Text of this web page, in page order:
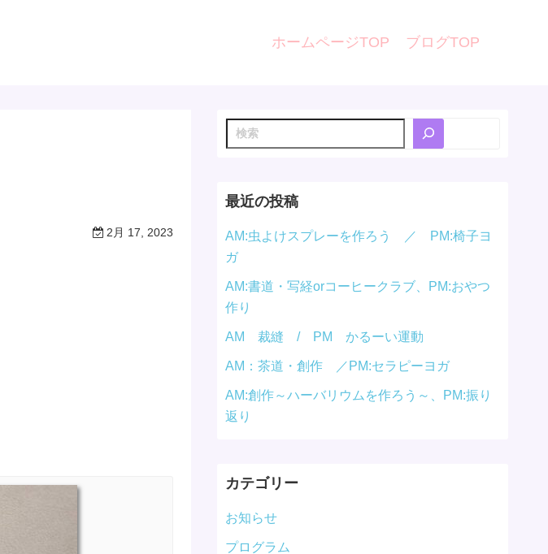
ホームページTOP ブログTOP
2月 17, 2023
検
索
最近の投稿
AM:虫よけスプレーを作ろう ／ PM:椅子ヨ
ガ
AM:書道・写経orコーヒークラブ、PM:おやつ
作り
AM 裁縫 / PM かるーい運動
AM：茶道・創作 ／PM:セラピーヨガ
AM:創作～ハーバリウムを作ろう～、PM:振り
返り
カテゴリー
お知らせ
プログラム